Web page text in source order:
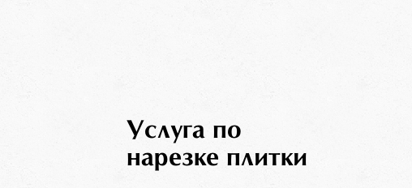
Услуга по
нарезке плитки